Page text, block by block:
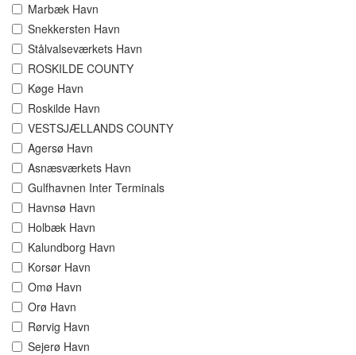
Marbæk Havn
Snekkersten Havn
Stålvalseværkets Havn
ROSKILDE COUNTY
Køge Havn
Roskilde Havn
VESTSJÆLLANDS COUNTY
Agersø Havn
Asnæsværkets Havn
Gulfhavnen Inter Terminals
Havnsø Havn
Holbæk Havn
Kalundborg Havn
Korsør Havn
Omø Havn
Orø Havn
Rørvig Havn
Sejerø Havn